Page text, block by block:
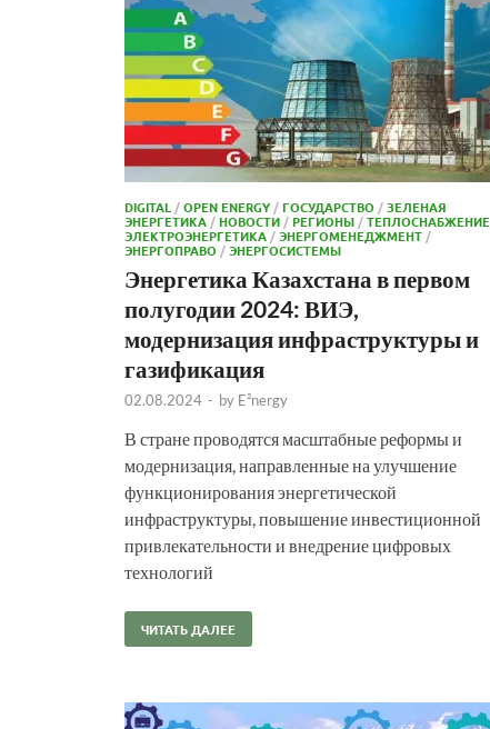
DIGITAL /OPEN ENERGY /ГОСУДАРСТВО /ЗЕЛЕНАЯ
ЭНЕРГЕТИКА /НОВОСТИ /РЕГИОНЫ /ТЕПЛОСНАБЖЕНИЕ
ЭЛЕКТРОЭНЕРГЕТИКА /ЭНЕРГОМЕНЕДЖМЕНТ /
ЭНЕРГОПРАВО /ЭНЕРГОСИСТЕМЫ
Энергетика Казахстана в первом
полугодии 2024: ВИЭ,
модернизация инфраструктуры и
газификация
02.08.2024 - by E²nergy
В стране проводятся масштабные реформы и
модернизация, направленные на улучшение
функционирования энергетической
инфраструктуры, повышение инвестиционной
привлекательности и внедрение цифровых
технологий
ЧИТАТЬ ДАЛЕЕ